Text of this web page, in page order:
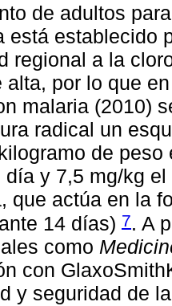
de adultos
está establecido
regional a la
alta, por lo que
malaria (2010)
radical un
de
día y 7,5 mg/kg
que actúa en la
14 días) 7. A
como
con
y seguridad de